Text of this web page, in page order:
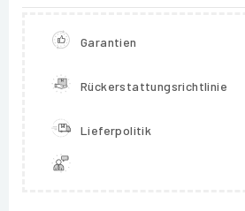
Garantien
Rückerstattungsrichtlinie
Lieferpolitik